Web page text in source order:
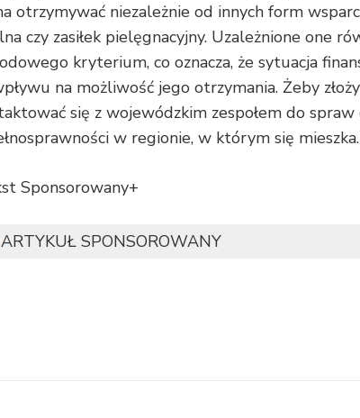
otrzymywać niezależnie od innych form
czy zasiłek pielęgnacyjny. Uzależnione one
kryterium, co oznacza, że sytuacja
na możliwość jego otrzymania. Żeby
się z wojewódzkim zespołem do spraw
w regionie, w którym się mieszka.
Sponsorowany+
ARTYKUŁ SPONSOROWANY